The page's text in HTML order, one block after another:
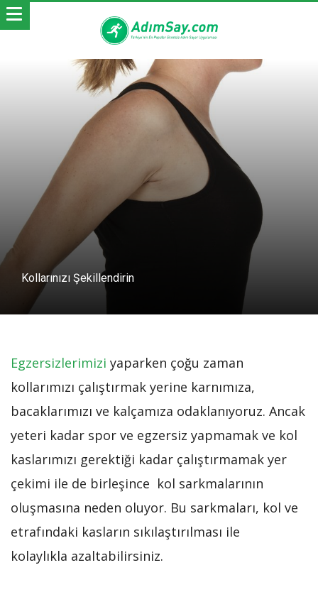
Kollarınızı Şekillendirin
Egzersizlerimizi yaparken çoğu zaman
kollarımızı çalıştırmak yerine karnımıza,
bacaklarımızı ve kalçamıza odaklanıyoruz. Ancak
yeteri kadar spor ve egzersiz yapmamak ve kol
kaslarımızı gerektiği kadar çalıştırmamak yer
çekimi ile de birleşince kol sarkmalarının
oluşmasına neden oluyor. Bu sarkmaları, kol ve
etrafındaki kasların sıkılaştırılması ile
kolaylıkla azaltabilirsiniz.